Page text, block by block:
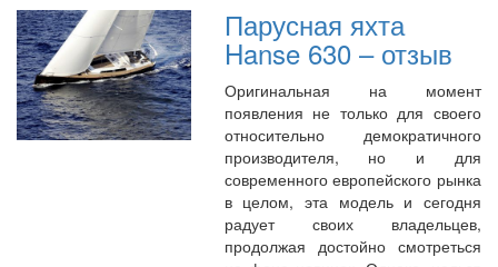
Парусная яхта
Hanse 630 – отзыв
Оригинальная на момент
появления не только для своего
относительно демократичного
производителя, но и для
современного европейского рынка
в целом, эта модель и сегодня
радует своих владельцев,
продолжая достойно смотреться